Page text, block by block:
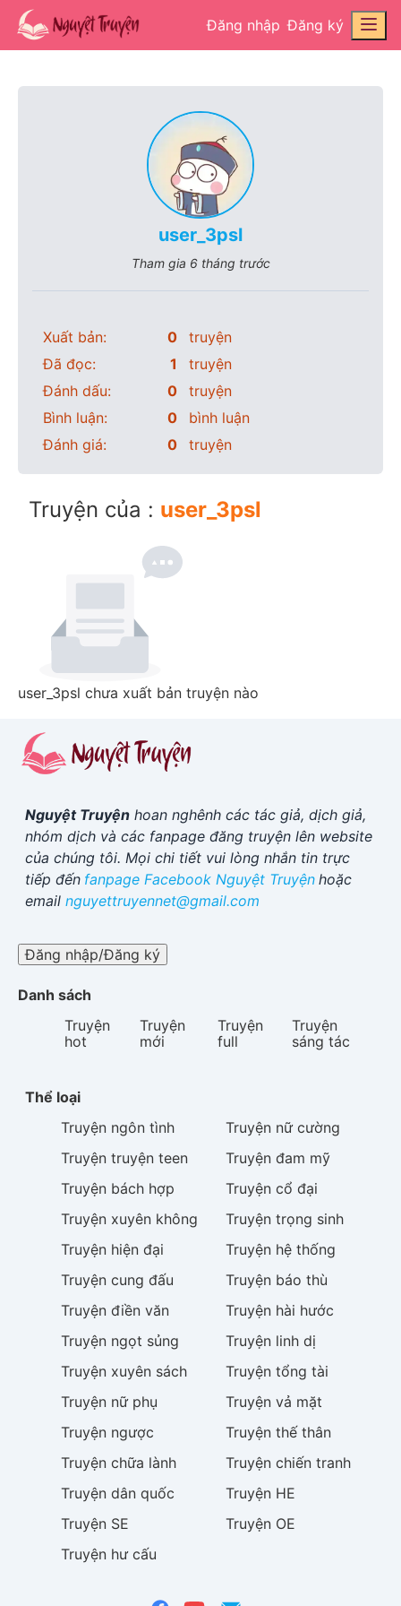
Đăng nhập Đăng ký
user_3psl
Tham gia 6 tháng trước
Xuất bản: 0
truyện
Đã đọc:
1
truyện
Đánh dấu:
0
truyện
Bình luận:
0
bình luận
Đánh giá:
0 truyện
Truyện của : user_3psl
user_3psl chưa xuất bản truyện nào
Nguyệt Truyện hoan nghênh các tác giả, dịch giả,
nhóm dịch và các fanpage đăng truyện lên website
của chúng tôi. Mọi chi tiết vui lòng nhắn tin trực
tiếp đến fanpage Facebook Nguyệt Truyện hoặc
email nguyettruyennet@gmail.com
Đăng nhập/Đăng ký
Danh sách
Truyện
hot
Truyện
mới
Truyện
full
Truyện
sáng tác
Thể loại
Truyện ngôn tình Truyện nữ cường
Truyện truyện teen Truyện đam mỹ
Truyện bách hợp Truyện cổ đại
Truyện xuyên không Truyện trọng sinh
Truyện hiện đại Truyện hệ thống
Truyện cung đấu Truyện báo thù
Truyện điền văn Truyện hài hước
Truyện ngọt sủng Truyện linh dị
Truyện xuyên sách Truyện tổng tài
Truyện nữ phụ Truyện vả mặt
Truyện ngược Truyện thế thân
Truyện chữa lành Truyện chiến tranh
Truyện dân quốc Truyện HE
Truyện SE Truyện OE
Truyện hư cấu